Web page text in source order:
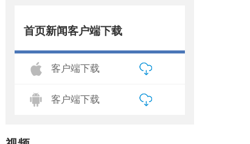
首页新闻客户端下载
客户端下载
客户端下载